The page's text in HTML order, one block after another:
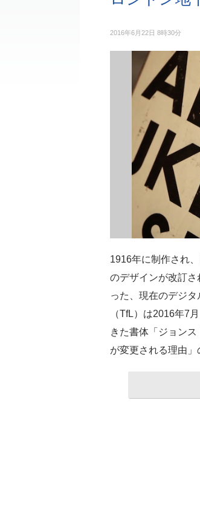
2016年6月22日 8時30分
1916年に制作され
のデザインが改訂
った、現在のデジ
（TfL）は2016年7
きた書体「ジョン
が変更される理由」